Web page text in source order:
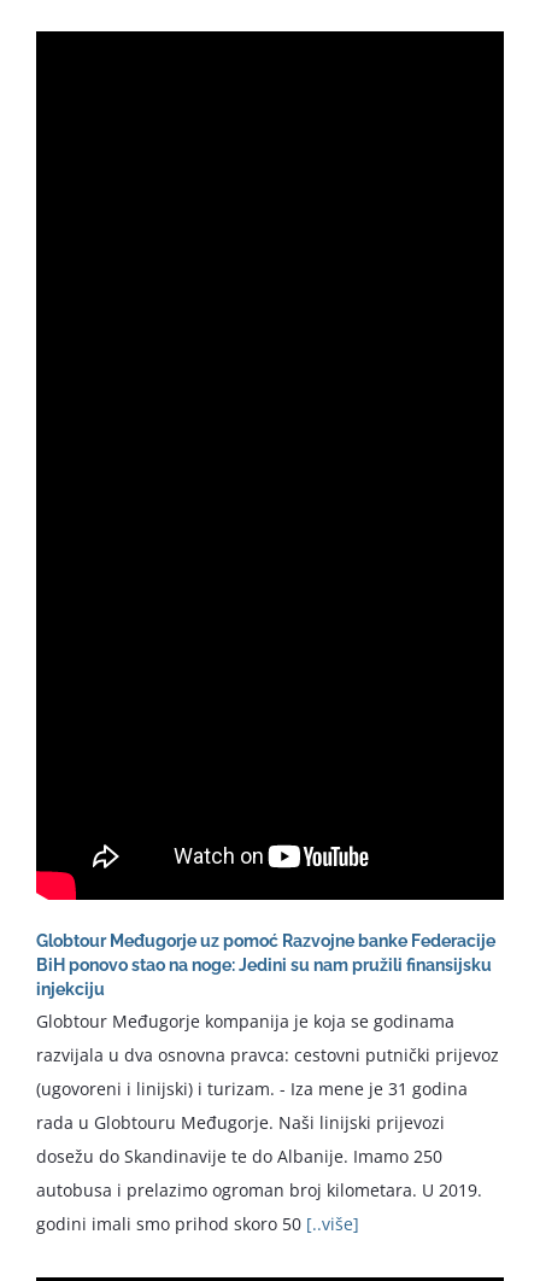
Globtour Međugorje uz pomoć Razvojne banke Federacije
BiH ponovo stao na noge: Jedini su nam pružili finansijsku
injekciju
Globtour Međugorje kompanija je koja se godinama
razvijala u dva osnovna pravca: cestovni putnički prijevoz
(ugovoreni i linijski) i turizam. - Iza mene je 31 godina
rada u Globtouru Međugorje. Naši linijski prijevozi
dosežu do Skandinavije te do Albanije. Imamo 250
autobusa i prelazimo ogroman broj kilometara. U 2019.
godini imali smo prihod skoro 50 [..više]